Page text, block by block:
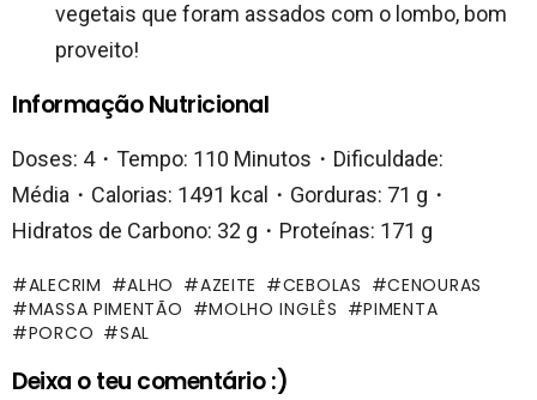
vegetais que foram assados com o lombo, bom
proveito!
Informação Nutricional
Doses: 4・Tempo: 110 Minutos・Dificuldade:
Média・Calorias: 1491 kcal・Gorduras: 71 g・
Hidratos de Carbono: 32 g・Proteínas: 171 g
ALECRIM ALHO AZEITE CEBOLAS
CENOURAS
MASSA PIMENTÃO
MOLHO INGLÊS
PIMENTA
PORCO
SAL
Deixa o teu comentário :)